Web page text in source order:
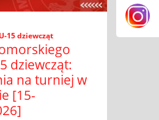
U-15 dziewcząt
dziewcząt:
na turniej w
[15-